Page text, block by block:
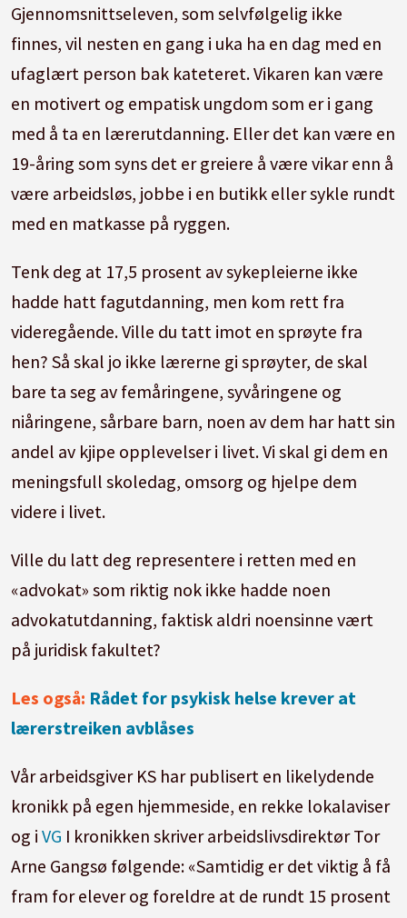
Gjennomsnittseleven, som selvfølgelig ikke
finnes, vil nesten en gang i uka ha en dag med en
ufaglært person bak kateteret. Vikaren kan være
en motivert og empatisk ungdom som er i gang
med å ta en lærerutdanning. Eller det kan være en
19-åring som syns det er greiere å være vikar enn å
være arbeidsløs, jobbe i en butikk eller sykle rundt
med en matkasse på ryggen.
Tenk deg at 17,5 prosent av sykepleierne ikke
hadde hatt fagutdanning, men kom rett fra
videregående. Ville du tatt imot en sprøyte fra
hen? Så skal jo ikke lærerne gi sprøyter, de skal
bare ta seg av femåringene, syvåringene og
niåringene, sårbare barn, noen av dem har hatt sin
andel av kjipe opplevelser i livet. Vi skal gi dem en
meningsfull skoledag, omsorg og hjelpe dem
videre i livet.
Ville du latt deg representere i retten med en
«advokat» som riktig nok ikke hadde noen
advokatutdanning, faktisk aldri noensinne vært
på juridisk fakultet?
Les også: Rådet for psykisk helse krever at
lærerstreiken avblåses
Vår arbeidsgiver KS har publisert en likelydende
kronikk på egen hjemmeside, en rekke lokalaviser
og iVG I kronikken skriver arbeidslivsdirektør Tor
Arne Gangsø følgende: «Samtidig er det viktig å få
fram for elever og foreldre at de rundt 15 prosent